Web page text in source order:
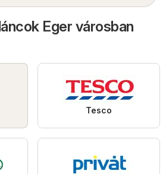
Eger városban
Tesco